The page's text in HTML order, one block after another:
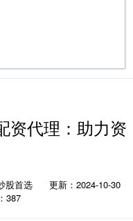
资代理：助力资
股首选
更新：2024-10-30
387